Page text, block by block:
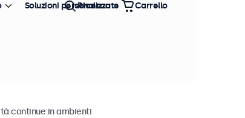
continue in ambienti
Soluzioni personalizzate
Ricerca Carrello